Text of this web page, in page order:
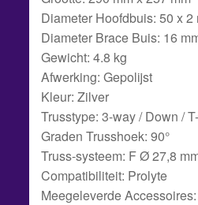
Diameter Hoofdbuis: 50 x 2
Diameter Brace Buis: 16
Gewicht: 4.8 kg
Afwerking: Gepolijst
Kleur: Zilver
Trusstype: 3-way / Down /
Graden Trusshoek: 90°
Truss-systeem: F Ø 27,8
Compatibiliteit: Prolyte
Meegeleverde